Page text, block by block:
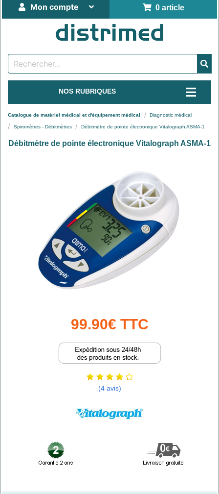
0 article
Mon compte
NOS RUBRIQUES
Catalogue de matériel médical et d'équipement médical Diagnostic médical
Spiromètres - Débitmètres Débitmètre de pointe électronique Vitalograph ASMA-1
Débitmètre de pointe électronique Vitalograph ASMA-1
99.90€ TTC
(4 avis)